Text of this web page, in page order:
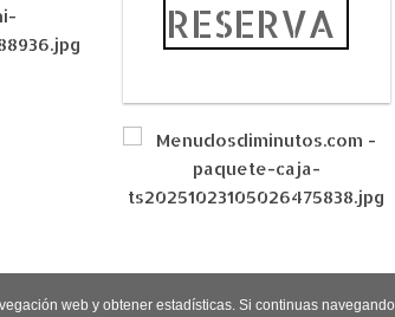
RESERVA
web y obtener estadísticas. Si continuas